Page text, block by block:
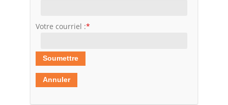
Votre courriel :*